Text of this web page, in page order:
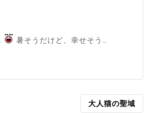
暑そうだけど、幸せそう…
大人猫の聖域